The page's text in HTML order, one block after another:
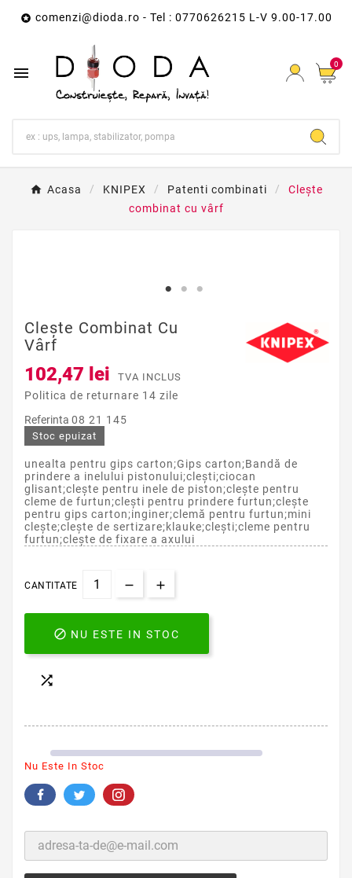
 comenzi@dioda.ro - Tel : 0770626215 L-V 9.00-17.00
 0
Acasa KNIPEX Patenti combinati
Cleşte
combinat cu vârf
Cleşte Combinat Cu
Vârf
102,47 lei TVA INCLUS
Politica de returnare 14 zile
Referinta 08 21 145
Stoc epuizat
unealta pentru gips carton;Gips carton;Bandă de
prindere a inelului pistonului;clești;ciocan
glisant;clește pentru inele de piston;clește pentru
cleme de furtun;clești pentru prindere furtun;clește
pentru gips carton;inginer;clemă pentru furtun;mini
clește;clește de sertizare;klauke;clești;cleme pentru
furtun;clește de fixare a axului
CANTITATE
 NU ESTE IN STOC

Nu Este In Stoc